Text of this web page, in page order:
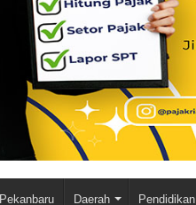
Pekanbaru Daerah Pendidikan